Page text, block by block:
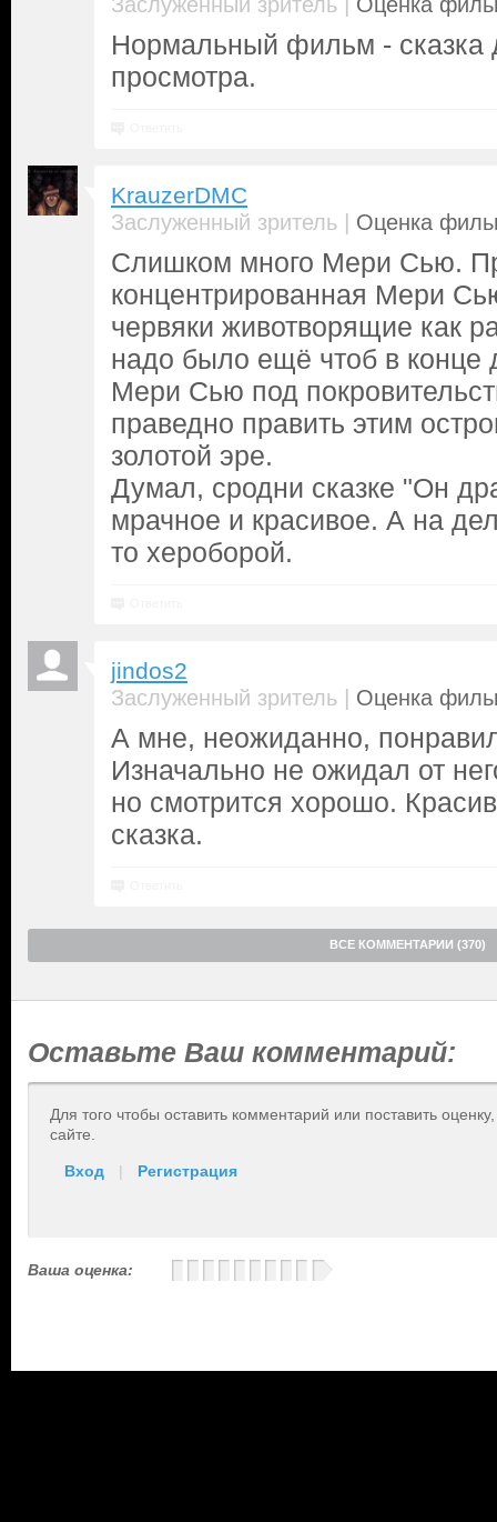
Нормальный фильм - сказка
просмотра.
KrauzerDMC
Заслуженный зритель | Оценка
Слишком много Мери Сью.
концентрированная Мери
червяки животворящие как
надо было ещё чтоб в конце
Мери Сью под
праведно править этим
золотой эре.
Думал, сродни сказке "Он
мрачное и красивое. А на
то хероборой.
jindos2
Заслуженный зритель | Оценка
А мне, неожиданно,
Изначально не ожидал от
но смотрится хорошо.
сказка.
ВСЕ КОММЕНТАРИИ (370)
Оставьте Ваш комментарий:
Для того чтобы оставить комментарий или поставить
сайте.
Вход | Регистрация
Ваша оценка: